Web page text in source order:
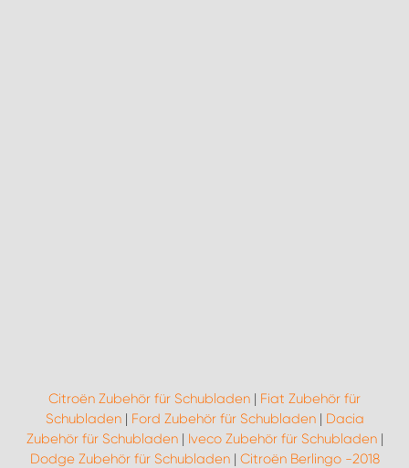
Citroën Zubehör für Schubladen | Fiat Zubehör für
Schubladen| Ford Zubehör für Schubladen| Dacia
Zubehör für Schubladen| Iveco Zubehör für Schubladen|
Dodge Zubehör für Schubladen| Citroën Berlingo -2018